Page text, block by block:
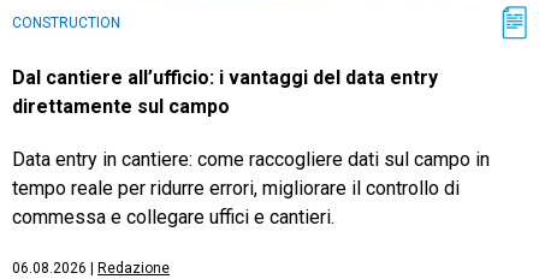
CONSTRUCTION
Dal cantiere all’ufficio: i vantaggi del data entry
direttamente sul campo
Data entry in cantiere: come raccogliere dati sul campo in
tempo reale per ridurre errori, migliorare il controllo di
commessa e collegare uffici e cantieri.
06.08.2026 Redazione